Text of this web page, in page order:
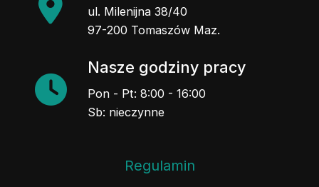
ul. Milenijna 38/40
97-200 Tomaszów Maz.
Nasze godziny pracy
Pon - Pt: 8:00 - 16:00
Sb: nieczynne
Regulamin